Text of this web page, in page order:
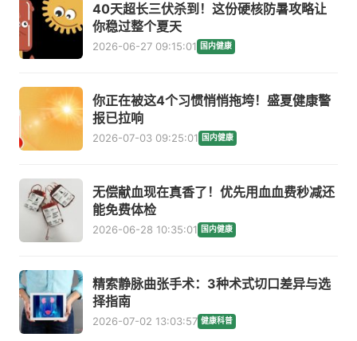
40天超长三伏杀到！这份硬核防暑攻略让
你稳过整个夏天
2026-06-27 09:15:01 国内健康
你正在被这4个习惯悄悄拖垮！盛夏健康警
报已拉响
2026-07-03 09:25:01 国内健康
无偿献血现在真香了！优先用血血费秒减还
能免费体检
2026-06-28 10:35:01 国内健康
精索静脉曲张手术：3种术式切口差异与选
择指南
2026-07-02 13:03:57 健康科普